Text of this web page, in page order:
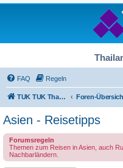
FAQ Regeln
TUK TUK Thailand Reisetipps Foren-
Asien - Reisetipps
Forumsregeln
Themen zum Reisen in Asien, auch
Nachbarländern.